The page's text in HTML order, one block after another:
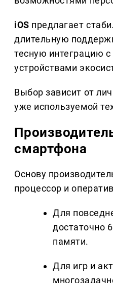
iOS предлагает
длительную
тесную интеграцию с
устройствами
Выбор зависит от
уже используемой
смартфона
Основу
процессор и
Для
достаточно
памяти.
Для игр и